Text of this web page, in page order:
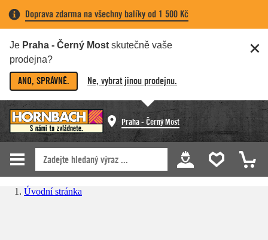
Doprava zdarma na všechny balíky od 1 500 Kč
Je Praha - Černý Most skutečně vaše
prodejna?
ANO, SPRÁVNĚ. Ne, vybrat jinou prodejnu.
Praha - Černý Most
Úvodní stránka